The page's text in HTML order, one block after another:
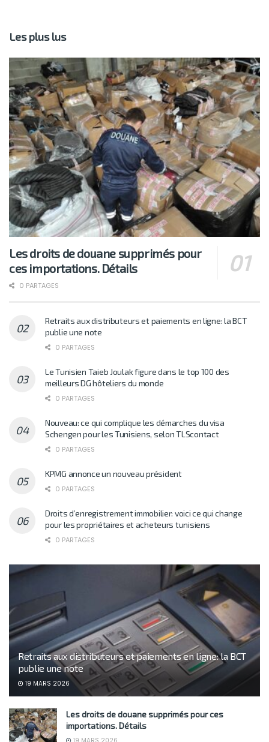
Les plus lus
Les droits de douane supprimés pour
ces importations. Détails
0 PARTAGES
Retraits aux distributeurs et paiements en ligne: la BCT
publie une note
0 PARTAGES
Le Tunisien Taieb Joulak figure dans le top 100 des
meilleurs DG hôteliers du monde
0 PARTAGES
Nouveau: ce qui complique les démarches du visa
Schengen pour les Tunisiens, selon TLScontact
0 PARTAGES
KPMG annonce un nouveau président
0 PARTAGES
Droits d’enregistrement immobilier: voici ce qui change
pour les propriétaires et acheteurs tunisiens
0 PARTAGES
Retraits aux distributeurs et paiements en ligne: la BCT
publie une note
19 MARS 2026
Les droits de douane supprimés pour ces
importations. Détails